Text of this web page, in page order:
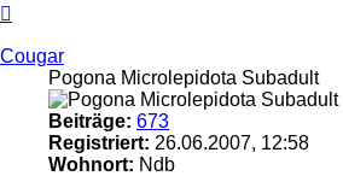
Cougar
Pogona Microlepidota Subadult
Beiträge: 673
Registriert: 26.06.2007, 12:58
Wohnort: Ndb